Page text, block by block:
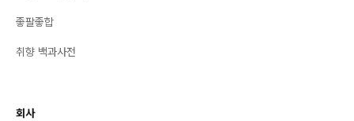
좋팔좋합
취향 백과사전
회사